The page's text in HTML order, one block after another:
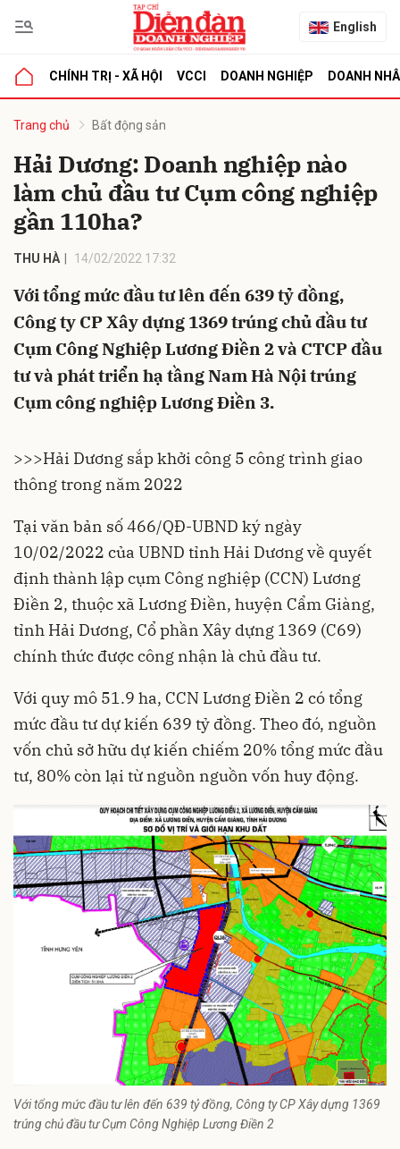
English
CHÍNH TRỊ - XÃ HỘI VCCI DOANH NGHIỆP DOANH
Trang chủ Bất động sản
Hải Dương: Doanh nghiệp nào
làm chủ đầu tư Cụm công nghiệp
gần 110ha?
THU HÀ 14/02/2022 17:32
Với tổng mức đầu tư lên đến 639 tỷ đồng,
Công ty CP Xây dựng 1369 trúng chủ đầu tư
Cụm Công Nghiệp Lương Điền 2 và CTCP đầu
tư và phát triển hạ tầng Nam Hà Nội trúng
Cụm công nghiệp Lương Điền 3.
>>>Hải Dương sắp khởi công 5 công trình giao
thông trong năm 2022
Tại văn bản số 466/QĐ-UBND ký ngày
10/02/2022 của UBND tỉnh Hải Dươngvề quyết
định thành lập cụm Công nghiệp (CCN) Lương
Điền 2, thuộc xã Lương Điền, huyện Cẩm Giàng,
tỉnh Hải Dương, Cổ phần Xây dựng 1369 (C69)
chính thức được công nhận là chủ đầu tư.
Với quy mô 51.9 ha, CCN Lương Điền 2 có tổng
mức đầu tư dự kiến 639 tỷ đồng. Theo đó, nguồn
vốn chủ sở hữu dự kiến chiếm 20% tổng mức đầu
tư, 80% còn lại từ nguồn nguồn vốn huy động.
Với tổng mức đầu tư lên đến 639 tỷ đồng, Công ty CP Xây dựng 1369
trúng chủ đầu tư Cụm Công Nghiệp Lương Điền 2
luận
Hủy